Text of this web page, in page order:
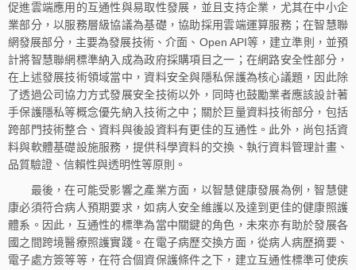
促進雲端應用的互通性與易取性發展，並且支持企業，尤其在中小企
業部分，以服務層級協議為基礎，協助採用雲端運算服務；在智慧聯
網發展部分，主要為發展技術、介面、Open API等，建立準則，並預
計將智慧聯網標準納入成為政府採購項目之一；在網路安全性部分，
在上述發展技術領域當中，資料安全與隱私保護為核心議題，因此除
了透過公司協力方式發展安全技術以外，同時也鼓勵業者應該設計著
手保護隱私等概念優先納入技術之中；關於巨量資料技術部分，包括
跨部門技術整合、資料與後設資料有更佳的互通性。此外，尚包括資
料與軟體基礎設施服務，提供科學資料的交換、執行資料管理計畫、
品質驗證、信賴性與透明性等原則。
最後，在可能受影響之產業方面，以智慧健康發展為例，智慧健
康必須符合病人預期要求，如病人安全維護以及達到更佳的健康照護
體系。因此，互通性的標準為當中關鍵的角色，未來亦有助於發展各
國之間跨境醫療照護實踐。在電子病歷交換方面，從病人病歷摘要、
電子處方簽等等，在符合個資保護條件之下，建立互通性標準可使疾